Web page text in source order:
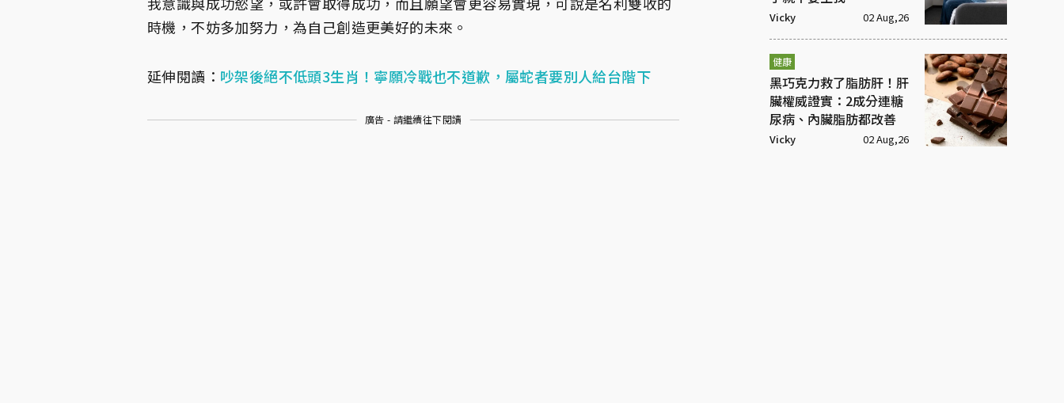
時機，不妨多加努力，為自己創造更美好的未來。
延伸閱讀： 吵架後絕不低頭3生肖！寧願冷戰也不道歉，屬蛇者要別人給台階下
廣告 - 請繼續往下閱讀
Vicky 02 Aug,26
健康
黑巧克力救了脂肪肝！肝
臟權威證實：2成分連糖
尿病、內臟脂肪都改善
Vicky 02 Aug,26